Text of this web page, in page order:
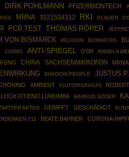
DIRK POHLMANN PFIZERBIONTECH
MRNA 3121534312 RKI PLAUEN
PCR TEST THOMAS RÖPER
VON BISMARCK RELIGION BIOWAFFEN
COSMO ANTI-SPIEGEL OSM
ANGELA
CHINA SACHSENMIKROFON
SHADOW PEOPLE
JUSTUS P.
AMBIENT FLUTOPFERHILFE
LOCH OTIENO LUMUMBA MARKUS SÖDER
AKTEN GEIMPFT GESCHÄDIGT KLIMA
711 BEATE BAHNER CORONA-